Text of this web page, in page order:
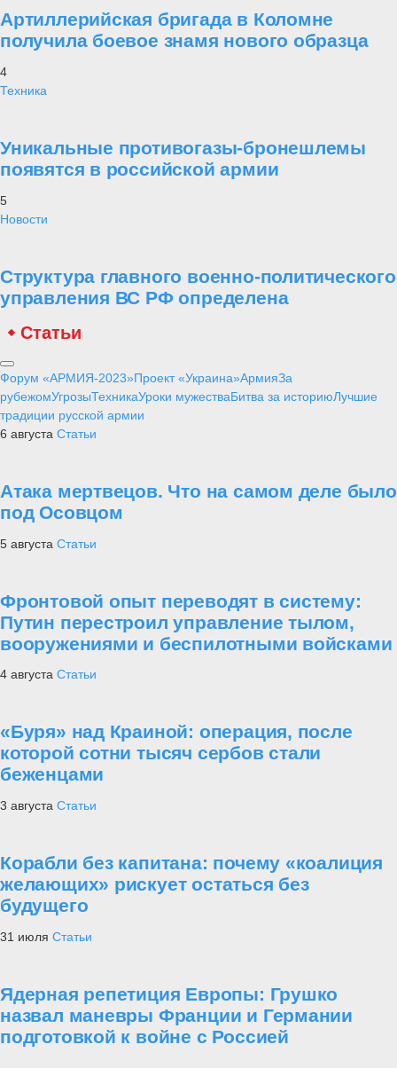
Артиллерийская бригада в Коломне
получила боевое знамя нового образца
4
Техника
Уникальные противогазы-бронешлемы
появятся в российской армии
5
Новости
Структура главного военно-политического
управления ВС РФ определена
Статьи
Форум «АРМИЯ-2023»Проект «Украина»АрмияЗа
рубежомУгрозыТехникаУроки мужестваБитва за историюЛучшие
традиции русской армии
6 августа Статьи
Атака мертвецов. Что на самом деле было
под Осовцом
5 августа Статьи
Фронтовой опыт переводят в систему:
Путин перестроил управление тылом,
вооружениями и беспилотными войсками
4 августа Статьи
«Буря» над Краиной: операция, после
которой сотни тысяч сербов стали
беженцами
3 августа Статьи
Корабли без капитана: почему «коалиция
желающих» рискует остаться без
будущего
31 июля Статьи
Ядерная репетиция Европы: Грушко
назвал маневры Франции и Германии
подготовкой к войне с Россией